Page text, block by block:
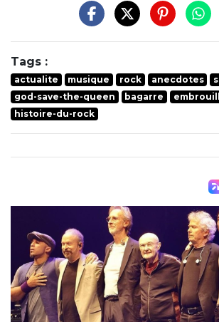
Tags :
actualite musique rock anecdotes
god-save-the-queen
bagarre
histoire-du-rock